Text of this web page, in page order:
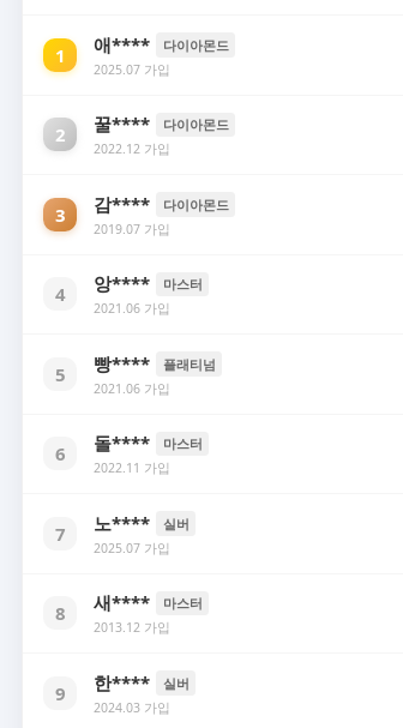
1 애**** 다이아몬드
2025.07 가입
2 꿀**** 다이아몬드
2022.12 가입
3 감**** 다이아몬드
2019.07 가입
4 앙**** 마스터
2021.06 가입
5 빵**** 플래티넘
2021.06 가입
6 돌**** 마스터
2022.11 가입
7 노**** 실버
2025.07 가입
8 새**** 마스터
2013.12 가입
9 한**** 실버
2024.03 가입